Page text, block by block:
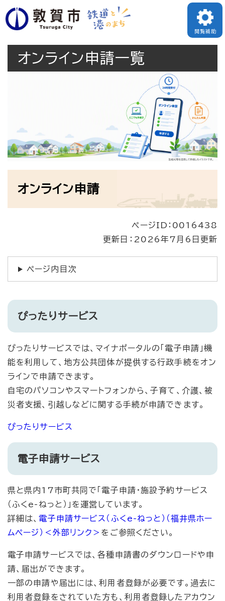
ペ
ー
先
閲覧補助
オンライン申請一覧
オンライン申請
ページID：0016438
更新日：2026年7月6日更新
ページ内目次
ぴったりサービス
ぴったりサービスでは、マイナポータルの「電子申請」機
能を利用して、地方公共団体が提供する行政手続をオン
ラインで申請できます。
自宅のパソコンやスマートフォンから、子育て、介護、被
災者支援、引越しなどに関する手続が申請できます。
ぴったりサービス
電子申請サービス
県と県内17市町共同で「電子申請・施設予約サービス
（ふくe-ねっと）」を運営しています。
詳細は、電子申請サービス（ふくe-ねっと）（福井県ホー
ムページ） ＜外部リンク＞ をご参照ください。
電子申請サービスでは、各種申請書のダウンロードや申
請、届出ができます。
一部の申請や届出には、利用者登録が必要です。過去に
利用者登録をされていた方も、利用者登録したアカウン